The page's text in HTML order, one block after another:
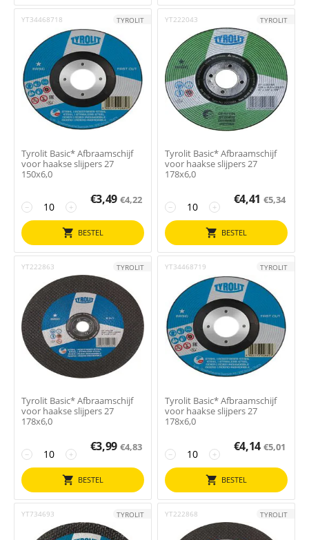
YT34468718 TYROLIT
Tyrolit Basic* Afbraamschijf
voor haakse slijpers 27
150x6,0
+
−
€3,49 €4,22
BESTEL
YT222043 TYROLIT
Tyrolit Basic* Afbraamschijf
voor haakse slijpers 27
178x6,0
+
−
€4,41 €5,34
BESTEL
YT222863 TYROLIT
Tyrolit Basic* Afbraamschijf
voor haakse slijpers 27
178x6,0
+
−
€3,99 €4,83
BESTEL
YT34468719 TYROLIT
Tyrolit Basic* Afbraamschijf
voor haakse slijpers 27
178x6,0
+
−
€4,14 €5,01
BESTEL
YT734693 TYROLIT YT222868 TYROLIT